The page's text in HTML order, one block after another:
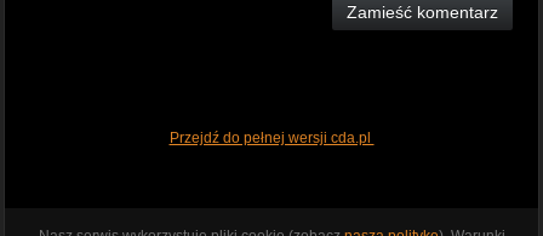
Zamieść komentarz
Przejdź do pełnej wersji cda.pl